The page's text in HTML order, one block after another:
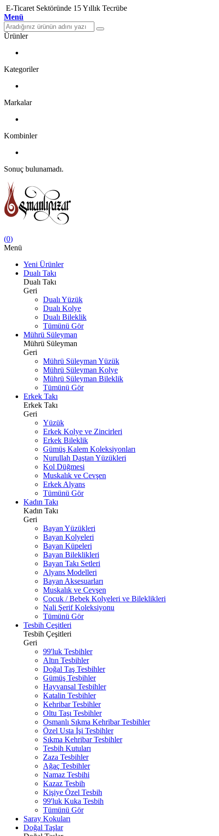
E-Ticaret Sektöründe 15 Yıllık Tecrübe
Menü
Ürünler
Kategoriler
Markalar
Kombinler
Sonuç bulunamadı.
(0)
Menü
Yeni Ürünler
Dualı Takı
Dualı Takı
Geri
Dualı Yüzük
Dualı Kolye
Dualı Bileklik
Tümünü Gör
Mührü Süleyman
Mührü Süleyman
Geri
Mührü Süleyman Yüzük
Mührü Süleyman Kolye
Mührü Süleyman Bileklik
Tümünü Gör
Erkek Takı
Erkek Takı
Geri
Yüzük
Erkek Kolye ve Zincirleri
Erkek Bileklik
Gümüş Kalem Koleksiyonları
Nurullah Daştan Yüzükleri
Kol Düğmesi
Muskalık ve Cevşen
Erkek Alyans
Tümünü Gör
Kadın Takı
Kadın Takı
Geri
Bayan Yüzükleri
Bayan Kolyeleri
Bayan Küpeleri
Bayan Bileklikleri
Bayan Takı Setleri
Alyans Modelleri
Bayan Aksesuarları
Muskalık ve Cevşen
Çocuk / Bebek Kolyeleri ve Bileklikleri
Nali Şerif Koleksiyonu
Tümünü Gör
Tesbih Çeşitleri
Tesbih Çeşitleri
Geri
99'luk Tesbihler
Altın Tesbihler
Doğal Taş Tesbihler
Gümüş Tesbihler
Hayvansal Tesbihler
Katalin Tesbihler
Kehribar Tesbihler
Oltu Taşı Tesbihler
Osmanlı Sıkma Kehribar Tesbihler
Özel Usta İşi Tesbihler
Sıkma Kehribar Tesbihler
Tesbih Kutuları
Zaza Tesbihler
Ağaç Tesbihler
Namaz Tesbihi
Kazaz Tesbih
Kişiye Özel Tesbih
99'luk Kuka Tesbih
Tümünü Gör
Saray Kokuları
Doğal Taşlar